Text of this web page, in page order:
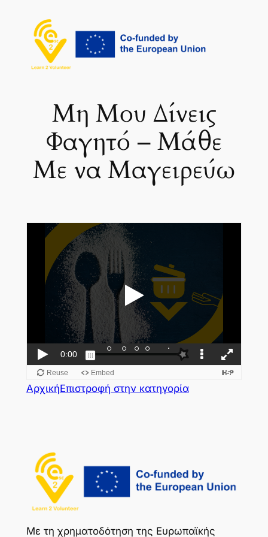
περιεχόμενο
Μη Μου Δίνεις
Φαγητό – Μάθε
Με να Μαγειρεύω
ΑρχικήΕπιστροφή στην κατηγορία
Με τη χρηματοδότηση της Ευρωπαϊκής